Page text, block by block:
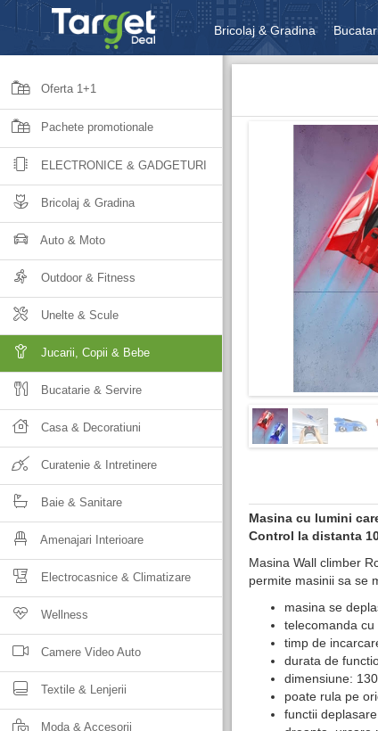
Bricolaj & Gradina
Unelte & Scule Jucarii,
Oferta 1+1
Pachete promotionale
ELECTRONICE & GADGETURI
Bricolaj & Gradina
Auto & Moto
Outdoor & Fitness
Unelte & Scule
Jucarii, Copii & Bebe
Bucatarie & Servire
Casa & Decoratiuni
Curatenie & Intretinere
Baie & Sanitare
Amenajari Interioare
Electrocasnice & Climatizare
Wellness
Camere Video Auto
Textile & Lenjerii
Moda & Accesorii
Masina cu lumini
Control la distanta
Masina Wall climber
permite masinii sa se
masina se
telecomanda
timp de
durata de
dimensiune:
poate rula pe
functii